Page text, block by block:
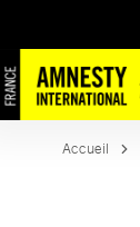
Accueil